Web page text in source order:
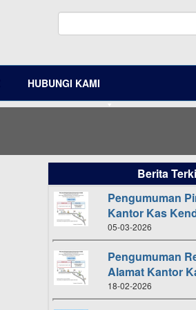
HUBUNGI KAMI
Berita
Pengumuman
Kantor Kas
05-03-2026
Pengumuman
Alamat Kantor
18-02-2026